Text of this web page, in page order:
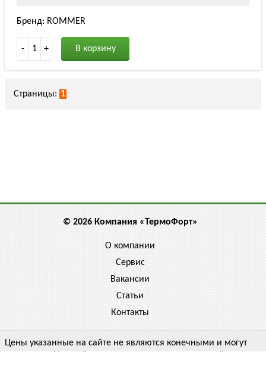
Бренд: ROMMER
- 1 + В корзину
Страницы: 1
© 2026 Компания «ТермоФорт»
О компании
Сервис
Вакансии
Статьи
Контакты
Цены указанные на сайте не являются конечными и могут